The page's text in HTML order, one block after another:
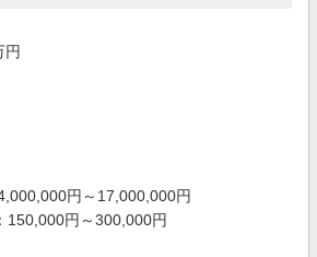
円
円～17,000,000円
150,000円～300,000円